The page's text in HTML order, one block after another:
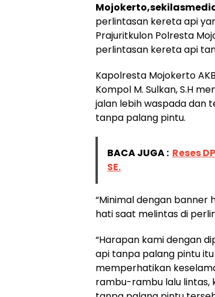
perlintasan kereta api
Prajuritkulon Polresta
perlintasan kereta api
Kapolresta Mojokerto
Kompol M. Sulkan, S.H
jalan lebih waspada dan
tanpa palang pintu.
BACA JUGA : Reses
SE.
“Minimal dengan banner
hati saat melintas di
“Harapan kami dengan
api tanpa palang pintu
memperhatikan
rambu-rambu lalu lintas,